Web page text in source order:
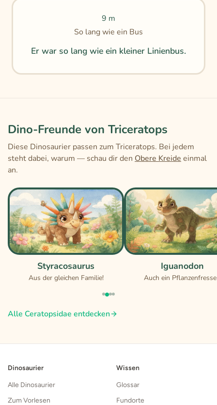
9 m
So lang wie ein Bus
Er war so lang wie ein kleiner Linienbus.
Dino-Freunde von Triceratops
Diese Dinosaurier passen zum Triceratops. Bei jedem
steht dabei, warum — schau dir den Obere Kreide einmal
an.
Styracosaurus
Aus der gleichen Familie!
Iguanodon
Auch ein
Alle Ceratopsidae entdecken
Dinosaurier
Alle Dinosaurier
Zum Vorlesen
Wissen
Glossar
Fundorte